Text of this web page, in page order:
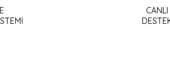
CANLI